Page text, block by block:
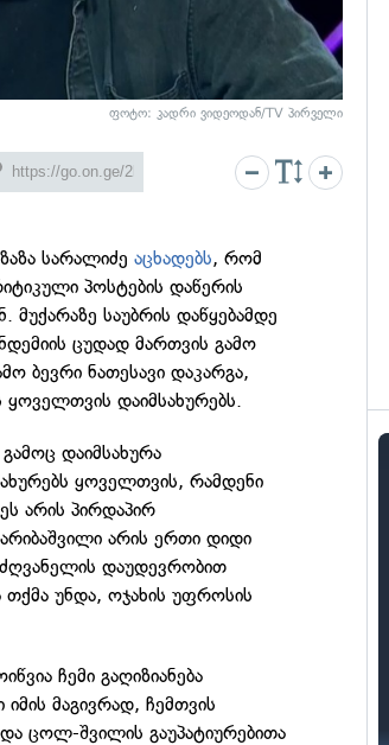
ფოტო: კადრი ვიდეოდან/TV პირველი
სარალიძეაცხადებს, რომ
პოსტების დაწერის
მუქარაზე საუბრის დაწყებამდე
ცუდად მართვის გამო
ბევრი ნათესავი დაკარგა,
დაიმსახურებს.
დაიმსახურა
ყოველთვის, რამდენი
არის პირდაპირ
არის ერთი დიდი
დაუდევრობით
თქმა უნდა, ოჯახის უფროსის
ჩემი გაღიზიანება
მაგივრად, ჩემთვის
ცოლ-შვილის გაუპატიურებითა